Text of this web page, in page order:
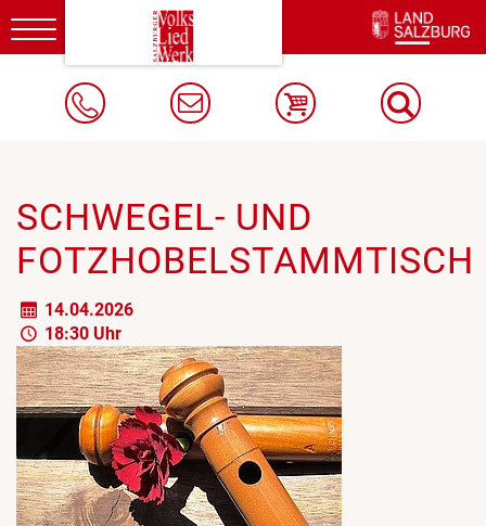
Toggle
navigation
SCHWEGEL- UND
FOTZHOBELSTAMMTISCH
14.04.2026
18:30 Uhr